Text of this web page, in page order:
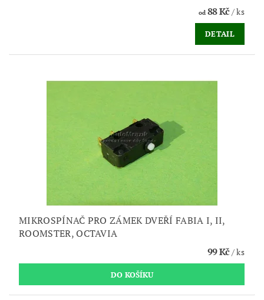
od88 Kč/ ks
DETAIL
MIKROSPÍNAČ PRO ZÁMEK DVEŘÍ FABIA I, II,
ROOMSTER, OCTAVIA
99 Kč/ ks